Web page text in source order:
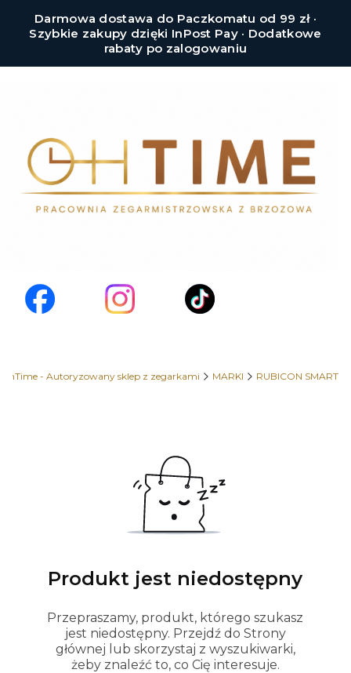
Darmowa dostawa do Paczkomatu od 99 zł ·
Szybkie zakupy dzięki InPost Pay · Dodatkowe
rabaty po zalogowaniu
OhTime - Autoryzowany sklep z zegarkami MARKI RUBICON SMART
Produkt jest niedostępny
Przepraszamy, produkt, którego szukasz
jest niedostępny. Przejdź do Strony
głównej lub skorzystaj z wyszukiwarki,
żeby znaleźć to, co Cię interesuje.